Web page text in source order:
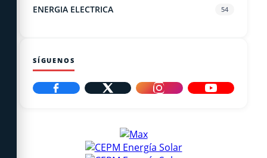
ENERGIA ELECTRICA 54
SÍGUENOS